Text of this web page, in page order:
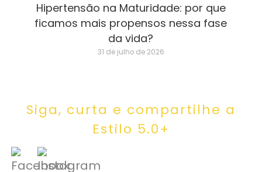
Hipertensão na Maturidade: por que
ficamos mais propensos nessa fase
da vida?
31 de julho de 2026
Siga, curta e compartilhe a
Estilo 5.0+